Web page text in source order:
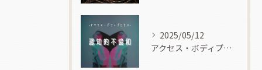
2025/05/12
アクセス・ボディプロセス